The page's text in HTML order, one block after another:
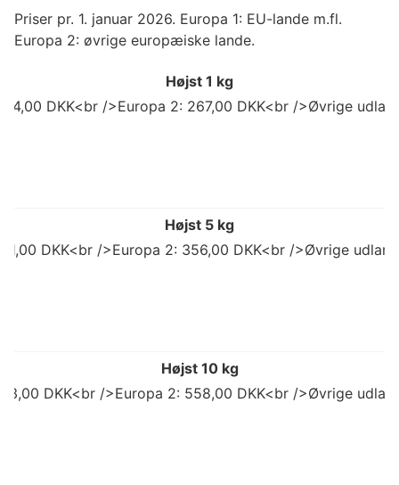
Priser pr. 1. januar 2026. Europa 1: EU-lande m.fl.
Europa 2: øvrige europæiske lande.
Højst 1 kg
DKK<br />Europa 2: 267,00 DKK<br />Øvrige
Højst 5 kg
DKK<br />Europa 2: 356,00 DKK<br />Øvrige
Højst 10 kg
DKK<br />Europa 2: 558,00 DKK<br />Øvrige